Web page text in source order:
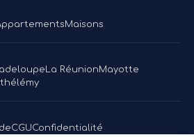
Maisons
La RéunionMayotte
CGUConfidentialité